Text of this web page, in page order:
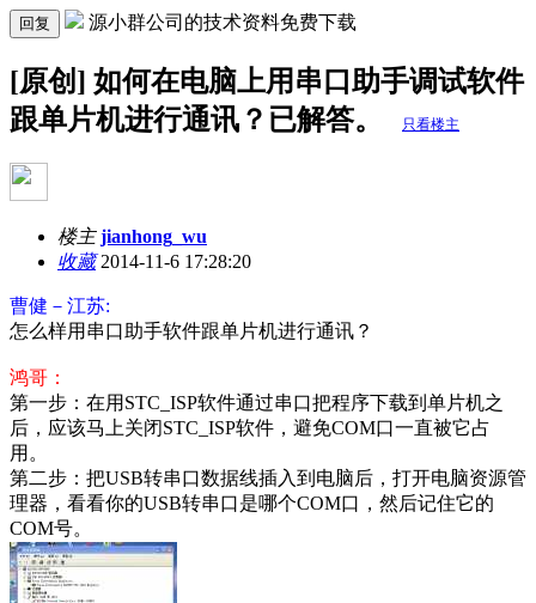
回复 源小群公司的技术资料免费下载
[原创] 如何在电脑上用串口助手调试软件
跟单片机进行通讯？已解答。
只看楼主
楼主 jianhong_wu
收藏2014-11-6 17:28:20
曹健－江苏:
怎么样用串口助手软件跟单片机进行通讯？
鸿哥：
第一步：在用STC_ISP软件通过串口把程序下载到单片机之
后，应该马上关闭STC_ISP软件，避免COM口一直被它占
用。
第二步：把USB转串口数据线插入到电脑后，打开电脑资源管
理器，看看你的USB转串口是哪个COM口，然后记住它的
COM号。